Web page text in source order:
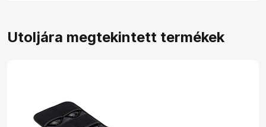
Utoljára megtekintett termékek